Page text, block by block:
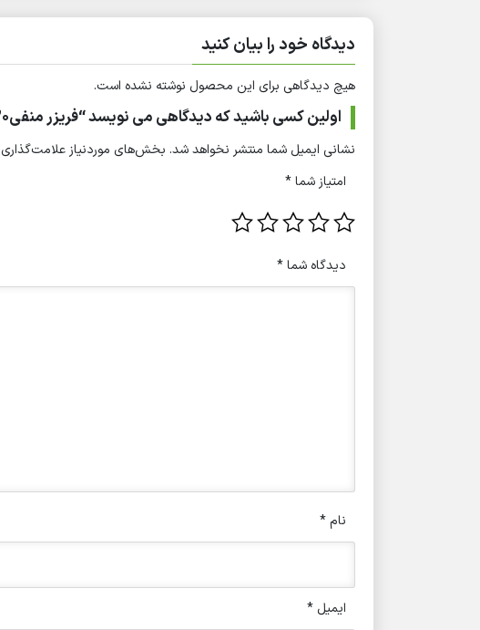
دیدگاه خود را بیان کنید
هیچ دیدگاهی برای این محصول نوشته نشده است.
اولین کسی باشید که دیدگاهی می نویسد “فریزر منفی30 آزمایشگاهی”
نشانی ایمیل شما منتشر نخواهد شد. بخش‌های موردنیاز
امتیاز شما*
دیدگاه شما*
نام*
ایمیل *